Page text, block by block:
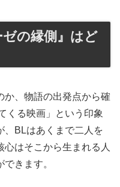
の縁側』はど
か、物語の出発点から確
くる映画」という印象
、BLはあくまで二人を
はそこから生まれる人
きます。